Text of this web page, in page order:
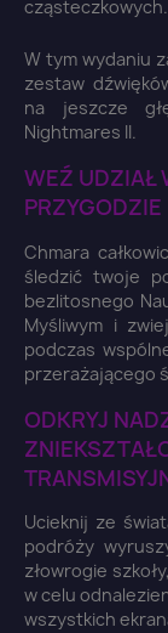
cząsteczkowych.
W tym wydaniu
zestaw
na jeszcze
Nightmares II.
WEŹ UDZIAŁ
PRZYGODZIE
Chmara
śledzić twoje
bezlitosnego
Myśliwym i
podczas
przerażającego
ODKRYJ
Ucieknij ze
podróży
złowrogie
w celu
wszystkich
Zaloguj
You need to
wish list.
Anuluj